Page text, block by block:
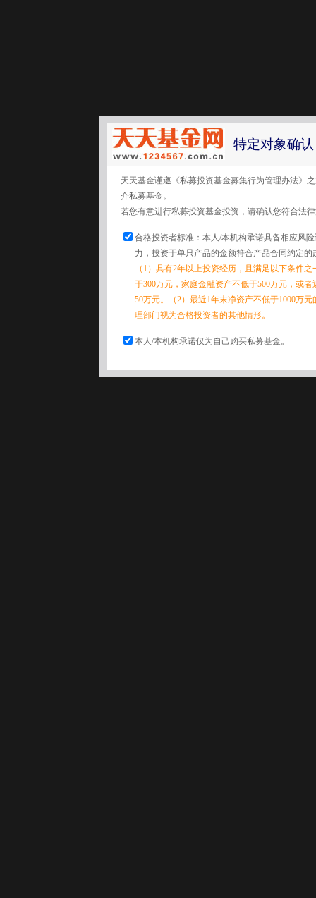
特定对象确认
天天基金谨遵《私募投资基金募集行为管理办法》
介私募基金。
若您有意进行私募投资基金投资，请确认您符合法
合格投资者标准：本人/本机构承诺具备相应风
力，投资于单只产品的金额符合产品合同约定的
（1）具有2年以上投资经历，且满足以下条件
于300万元，家庭金融资产不低于500万元，或
50万元。（2）最近1年末净资产不低于1000万
理部门视为合格投资者的其他情形。
本人/本机构承诺仅为自己购买私募基金。